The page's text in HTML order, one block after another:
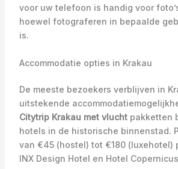
voor uw telefoon is handig voor
hoewel fotograferen in bepaalde
is.
Accommodatie opties in Krakau
De meeste bezoekers verblijven in
uitstekende
Citytrip Krakau met vluchtpakketten
hotels in de historische binnenstad.
van €45 (hostel) tot €180 (luxehotel)
INX Design Hotel en Hotel